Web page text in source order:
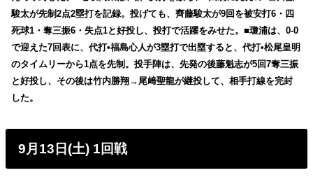
駿太が先制2点2塁打を記録。投げても、齊藤駿太が9回を被安打6・四
死球1・奪三振6・失点1と好投し、投打で活躍をみせた。■瓊浦は、0-0
で迎えた7回表に、代打•福島心人が3塁打で出塁すると、代打•松尾皇明
のタイムリーから1点を先制。投手陣は、先発の後藤魁志が5回7奪三振
と好投し、その後は竹内勝翔→尾﨑聖龍が継投して、相手打線を完封
した。
9月13日(土) 1回戦